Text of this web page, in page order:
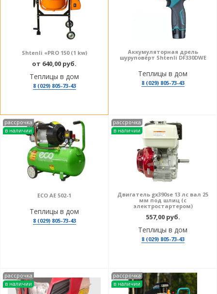
Shtenli «PRO 150 (1 kw)
от 640,00 руб.
Теплицы в дом
8 (029) 805-73-43
Аккумуляторная дрель
шуруповёрт Shtenli DF330DWE
Теплицы в дом
8 (029) 805-73-43
рассрочка
в наличии
ECO AE 502-1
Теплицы в дом
8 (029) 805-73-43
рассрочка
в наличии
Двигатель gx390se 13 лс вал 25
мм под шлиц (с
электростартером)
557,00 руб.
Теплицы в дом
8 (029) 805-73-43
рассрочка
в наличии
рассрочка
в наличии